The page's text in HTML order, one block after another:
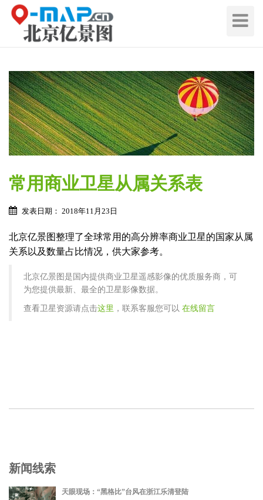
切
导
常用商业卫星从属关系表
发表日期： 2018年11月23日
北京亿景图整理了全球常用的高分辨率商业卫星的国家从属
关系以及数量占比情况，供大家参考。
北京亿景图是国内提供商业卫星遥感影像的优质服务商，可
为您提供最新、最全的卫星影像数据。
查看卫星资源请点击这里 ，联系客服您可以 在线留言
新闻线索
天眼现场：“黑格比”台风在浙江乐清登陆